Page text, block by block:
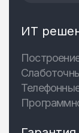
ИТ